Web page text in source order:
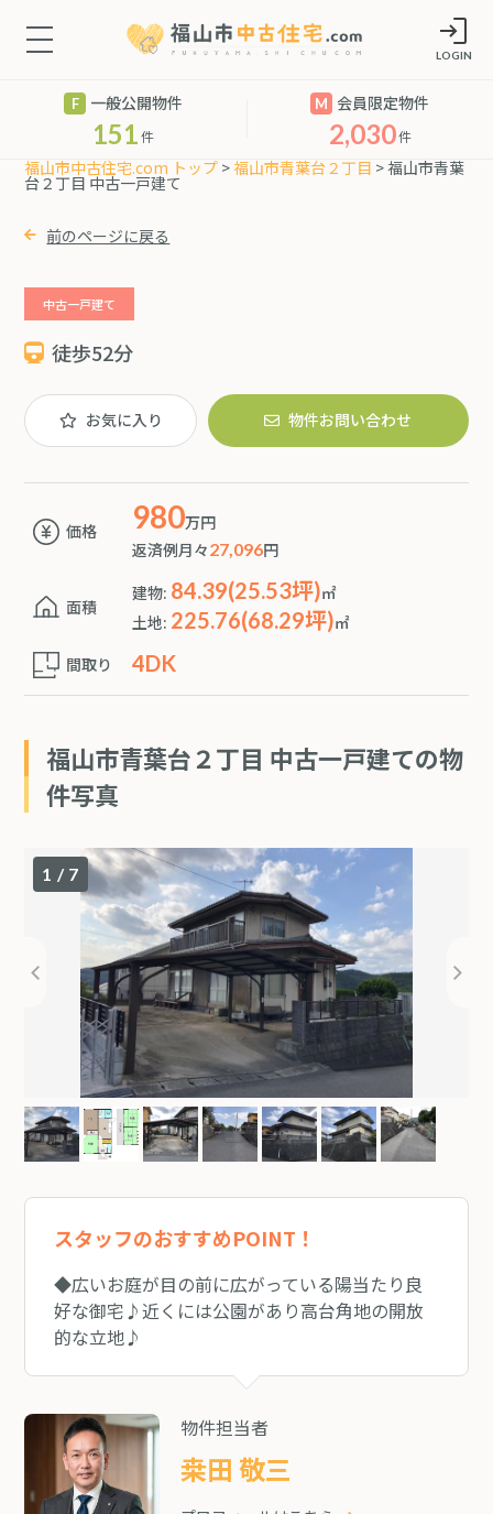
LOGIN
一般公開物件
151件
会員限定物件
2,030件
福山市中古住宅.com トップ >福山市青葉台２丁目 > 福山市青葉
台２丁目 中古一戸建て
前のページに戻る
中古一戸建て
徒歩52分
お気に入り 物件お問い合わせ
価格 980万円
返済例月々27,096円
面積
建物: 84.39(25.53坪)㎡
土地: 225.76(68.29坪)㎡
間取り
4DK
福山市青葉台２丁目 中古一戸建ての物
件写真
1 / 7
スタッフのおすすめPOINT！
◆広いお庭が目の前に広がっている陽当たり良
好な御宅♪近くには公園があり高台角地の開放
的な立地♪
物件担当者
桒田 敬三